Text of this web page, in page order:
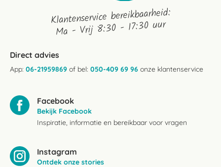
Klantenservice bereikbaarheid:
Ma - Vrij 8:30 - 17:30 uur
Direct advies
App: 06-21959869 of bel: 050-409 69 96 onze klantenservice
Facebook
Bekijk Facebook
Inspiratie, informatie en bereikbaar voor vragen
Instagram
Ontdek onze stories